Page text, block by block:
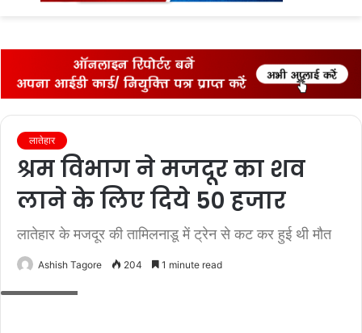
लातेहार
श्रम विभाग ने मजदूर का शव
लाने के लिए दिये 50 हजार
लातेहार के मजदूर की तामिलनाडू में ट्रेन से कट कर हुई थी मौत
Ashish Tagore 204 1 minute read